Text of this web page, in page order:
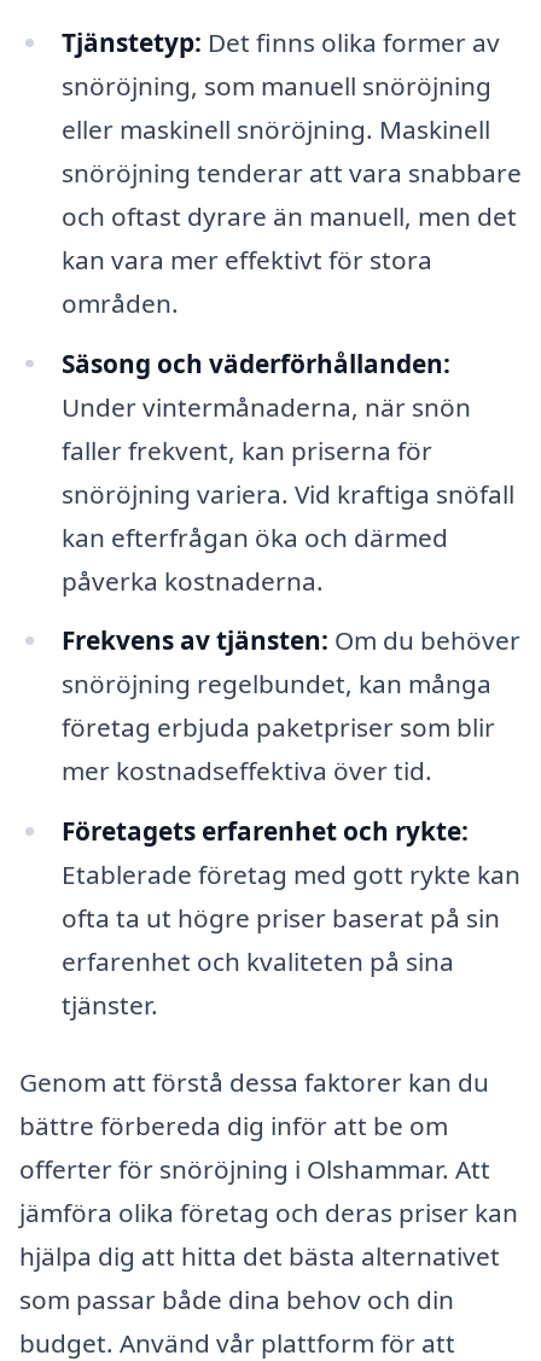
Tjänstetyp: Det finns olika former av
snöröjning, som manuell snöröjning
eller maskinell snöröjning. Maskinell
snöröjning tenderar att vara snabbare
och oftast dyrare än manuell, men det
kan vara mer effektivt för stora
områden.
Säsong och väderförhållanden:
Under vintermånaderna, när snön
faller frekvent, kan priserna för
snöröjning variera. Vid kraftiga snöfall
kan efterfrågan öka och därmed
påverka kostnaderna.
Frekvens av tjänsten: Om du behöver
snöröjning regelbundet, kan många
företag erbjuda paketpriser som blir
mer kostnadseffektiva över tid.
Företagets erfarenhet och rykte:
Etablerade företag med gott rykte kan
ofta ta ut högre priser baserat på sin
erfarenhet och kvaliteten på sina
tjänster.
Genom att förstå dessa faktorer kan du
bättre förbereda dig inför att be om
offerter för snöröjning i Olshammar. Att
jämföra olika företag och deras priser kan
hjälpa dig att hitta det bästa alternativet
som passar både dina behov och din
budget. Använd vår plattform för att